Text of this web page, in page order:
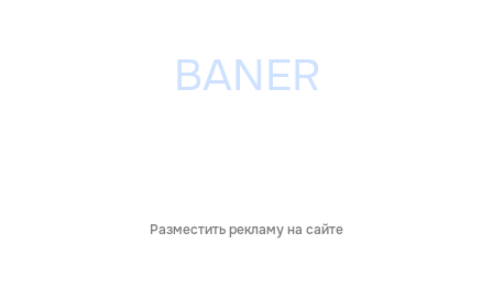
Разместить рекламу на сайте